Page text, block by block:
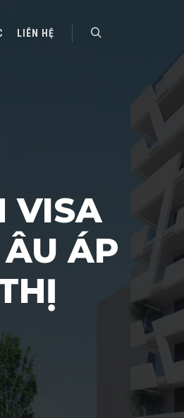
LIÊN HỆ
VISA
ÁP